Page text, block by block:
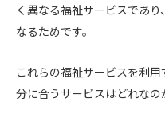
く異なる福祉サービスであ
なるためです。
これらの福祉サービスを利
分に合うサービスはどれなの